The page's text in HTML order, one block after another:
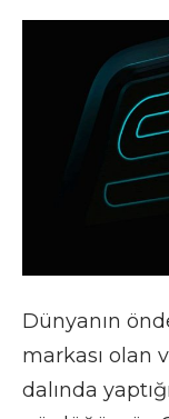
Dünyanın
markası olan
dalında